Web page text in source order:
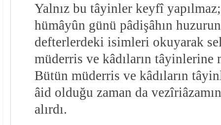
Yalnız bu tâyinler keyfî
hümâyûn günü pâdişâhın
defterlerdeki isimleri okuyarak
müderris ve kâdıların tâyinlerine
Bütün müderris ve kâdıların
âid olduğu zaman da
alırdı.